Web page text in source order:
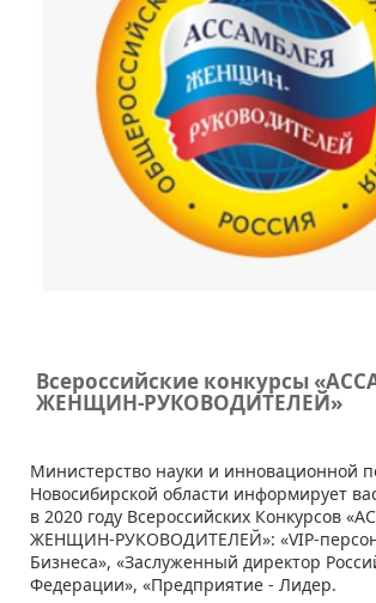
Всероссийские конкурсы
ЖЕНЩИН-РУКОВОДИТЕЛЕЙ»
Министерство науки и инновационной
Новосибирской области информирует
в 2020 году Всероссийских Конкурсов
ЖЕНЩИН-РУКОВОДИТЕЛЕЙ»: «VIP-
Бизнеса», «Заслуженный директор
Федерации», «Предприятие - Лидер.